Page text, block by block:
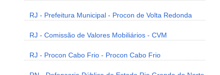
RJ - Prefeitura Municipal - Procon de Volta Redonda
RJ - Comissão de Valores Mobiliários - CVM
RJ - Procon Cabo Frio - Procon Cabo Frio